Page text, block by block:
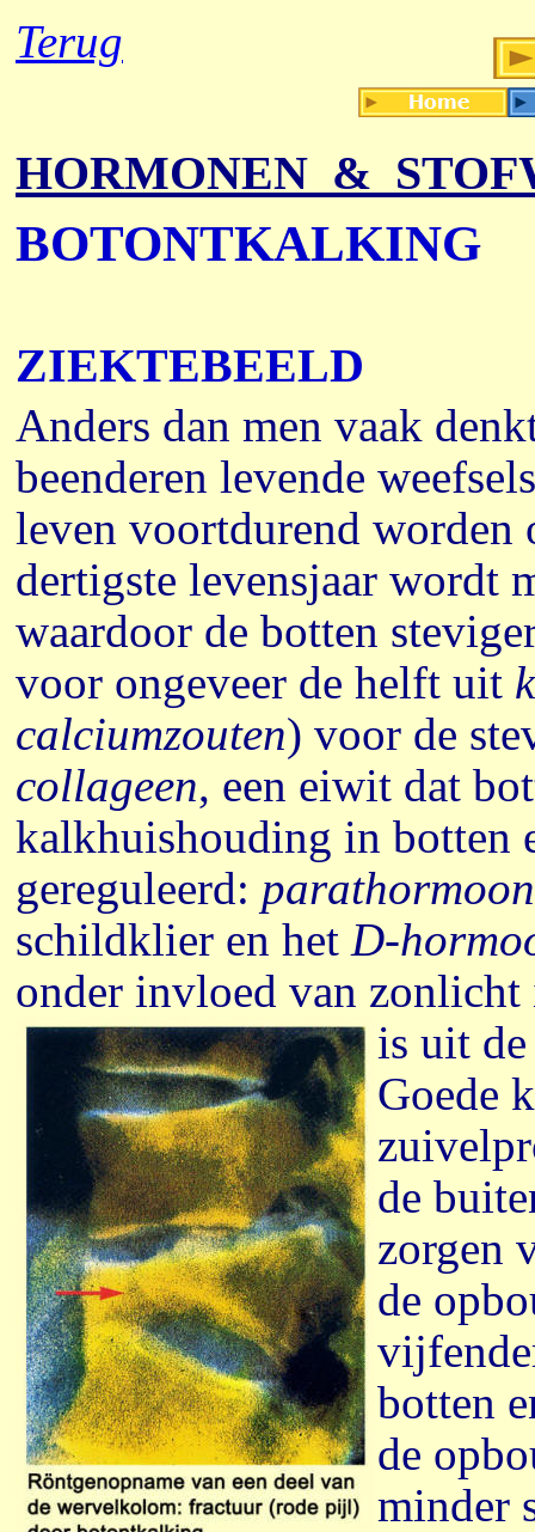
Terug
HORMONEN &
BOTONTKALKING
ZIEKTEBEELD
Anders dan men vaak
beenderen levende
leven voortdurend worden
dertigste levensjaar wordt
waardoor de botten
voor ongeveer de helft uit
calciumzouten) voor de
collageen, een eiwit dat
kalkhuishouding in botten
gereguleerd: parathormoon
schildklier en het D-
onder invloed van
is uit
Goede
de
zorgen
de
botten
de
minder